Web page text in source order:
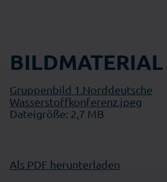
BILDMATERIAL
Gruppenbild 1.Norddeutsche
Wasserstoffkonferenz.jpeg
Dateigröße: 2,7 MB
Als PDF herunterladen